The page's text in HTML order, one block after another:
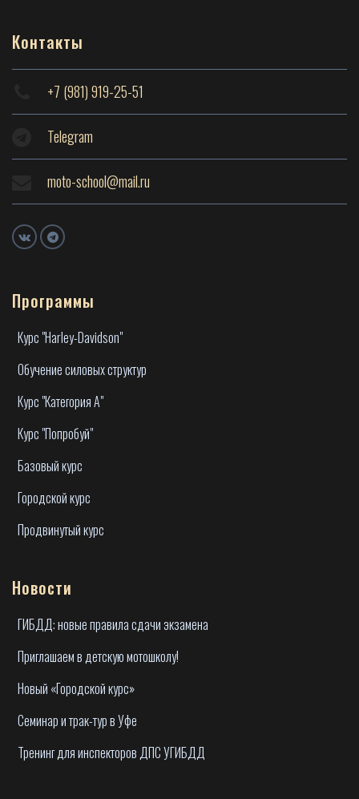
Контакты
+7 (981) 919-25-51
Telegram
moto-school@mail.ru
Программы
Курс "Harley-Davidson"
Обучение силовых структур
Курс "Категория А"
Курс "Попробуй"
Базовый курс
Городской курс
Продвинутый курс
Новости
ГИБДД: новые правила сдачи экзамена
Приглашаем в детскую мотошколу!
Новый «Городской курс»
Семинар и трак-тур в Уфе
Тренинг для инспекторов ДПС УГИБДД